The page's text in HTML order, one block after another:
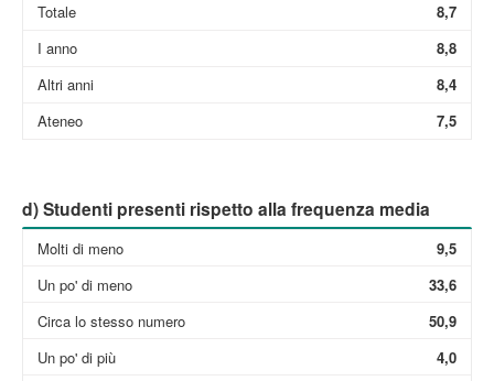
Totale
I anno
Altri anni
Ateneo
8,7
8,8
8,4
7,5
d) Studenti presenti rispetto alla frequenza media
Molti di meno
Un po' di meno
Circa lo stesso numero
Un po' di più
9,5
33,6
50,9
4,0